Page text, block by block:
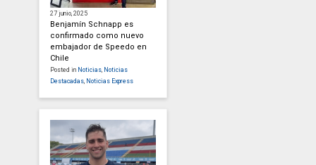
27 junio, 2025
Benjamín Schnapp es
confirmado como nuevo
embajador de Speedo en
Chile
Posted in Noticias, Noticias
Destacadas, Noticias Express